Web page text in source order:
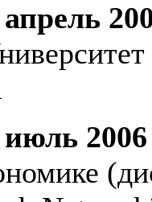
2006